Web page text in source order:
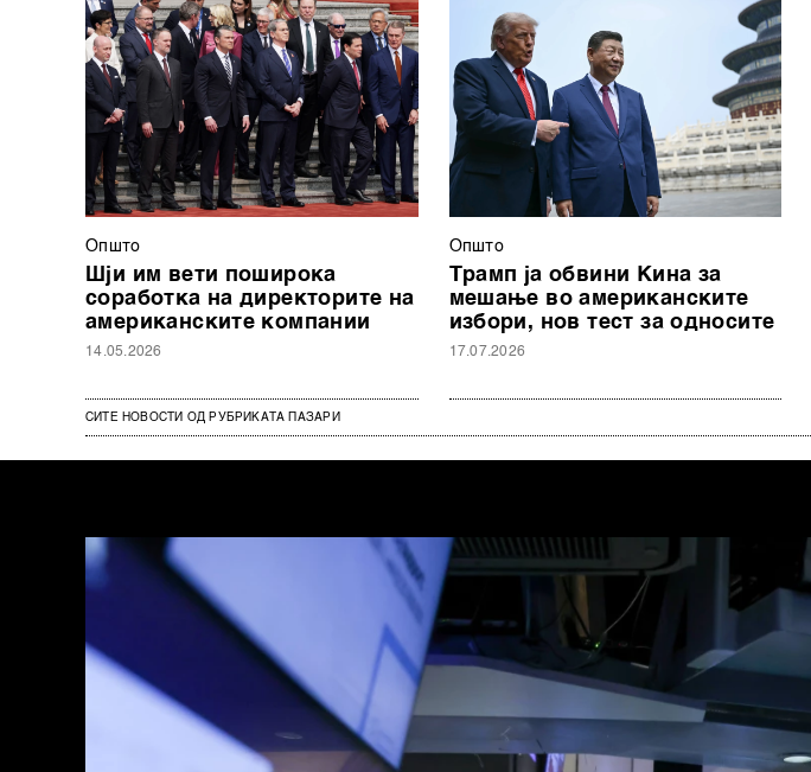
Општо
Шји им вети поширока
соработка на директорите на
американските компании
14.05.2026
Општо
Трамп ја обвини Кина за
мешање во американските
избори, нов тест за односите
17.07.2026
СИТЕ НОВОСТИ ОД РУБРИКАТА ПАЗАРИ